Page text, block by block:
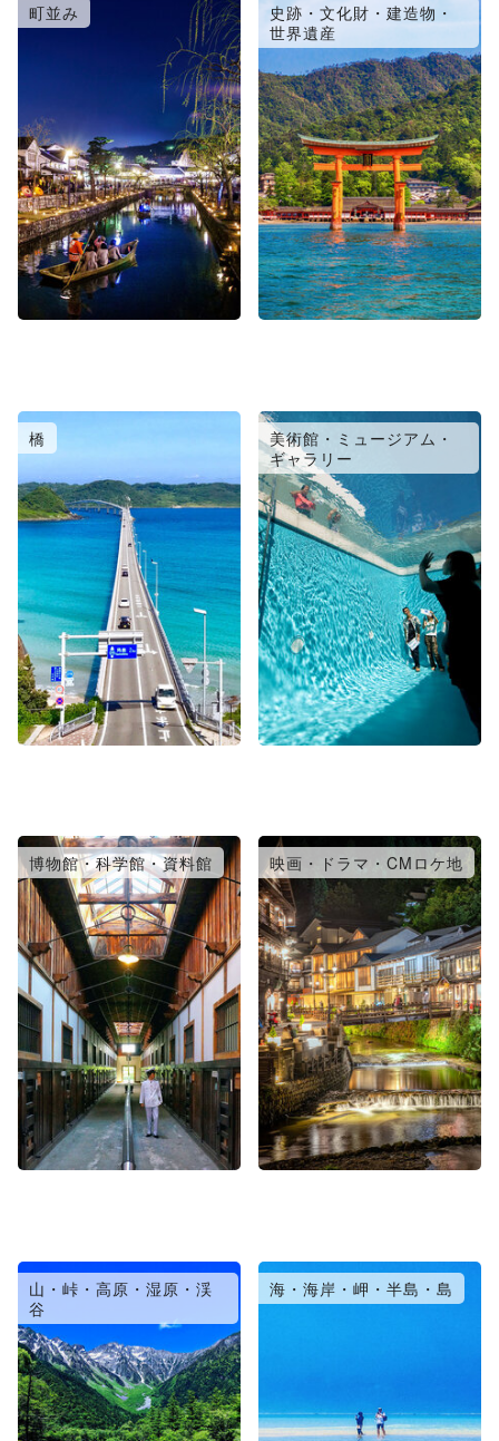
町並み
史跡・文化財・建造物・
世界遺産
橋
美術館・ミュージアム・
ギャラリー
博物館・科学館・資料館 映画・ドラマ・CMロケ地
山・峠・高原・湿原・渓
谷
海・海岸・岬・半島・島